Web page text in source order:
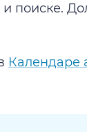
поиске.
Календаре